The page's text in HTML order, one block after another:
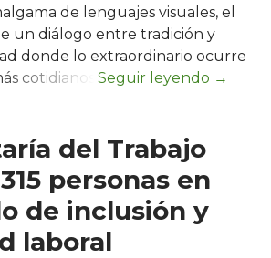
de lenguajes visuales, el
un diálogo entre tradición y
donde lo extraordinario ocurre
cotidianos.
del Trabajo
personas en
de inclusión y
laboral